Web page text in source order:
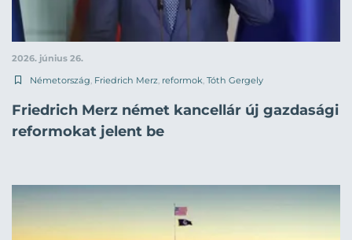
2026. június 26.
Németország, Friedrich Merz, reformok, Tóth Gergely
Friedrich Merz német kancellár új gazdasági
reformokat jelent be